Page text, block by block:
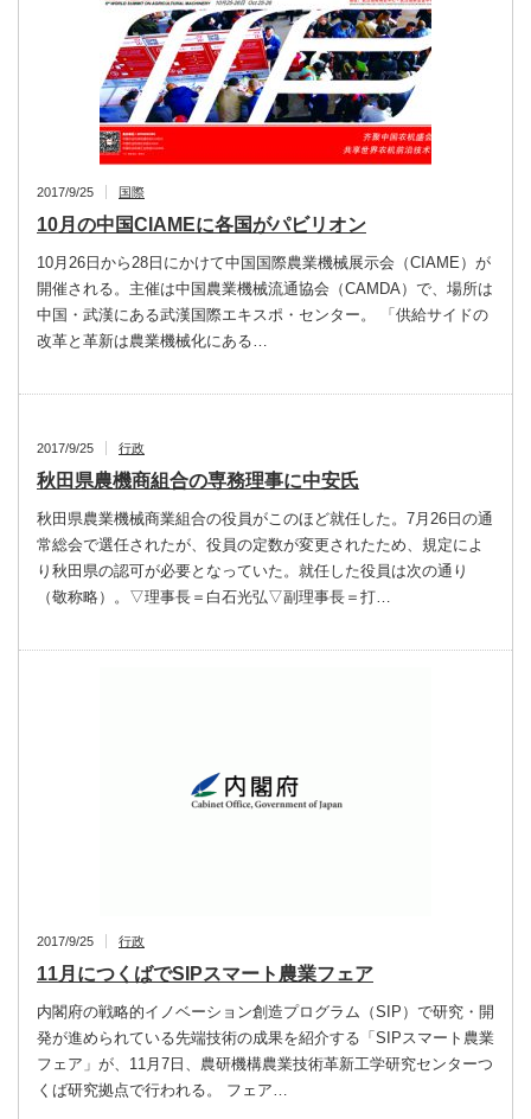
2017/9/25 国際
10月の中国CIAMEに各国がパビリオン
10月26日から28日にかけて中国国際農業機械展示会（CIAME）が
開催される。主催は中国農業機械流通協会（CAMDA）で、場所は
中国・武漢にある武漢国際エキスポ・センター。 「供給サイドの
改革と革新は農業機械化にある…
2017/9/25 行政
秋田県農機商組合の専務理事に中安氏
秋田県農業機械商業組合の役員がこのほど就任した。7月26日の通
常総会で選任されたが、役員の定数が変更されたため、規定によ
り秋田県の認可が必要となっていた。就任した役員は次の通り
（敬称略）。▽理事長＝白石光弘▽副理事長＝打…
2017/9/25 行政
11月につくばでSIPスマート農業フェア
内閣府の戦略的イノベーション創造プログラム（SIP）で研究・開
発が進められている先端技術の成果を紹介する「SIPスマート農業
フェア」が、11月7日、農研機構農業技術革新工学研究センターつ
くば研究拠点で行われる。 フェア…